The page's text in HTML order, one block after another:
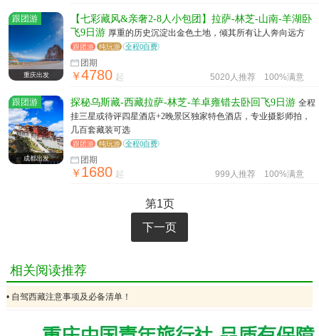
跟团游
重庆出发
【七彩藏风&亲奢2-8人小包团】拉萨-林芝-山南-羊湖卧
飞9日游 厚重的历史沉淀出金色土地，倾其所有让人奔向远方
跟团游 纯玩游 全程0自费
团期
￥4780 起 5020人推荐 100%满意
跟团游
成都出发
探秘乌斯藏-西藏拉萨-林芝-羊卓雍错去卧回飞9日游 全程
挂三星或待评四星酒店+2晚景区独家特色酒店，专业摄影师拍，
几百套藏装可选
跟团游 纯玩游 全程0自费
团期
￥1680 起 999人推荐 100%满意
第1页
下一页
相关阅读推荐
• 自驾西藏注意事项及必备清单！